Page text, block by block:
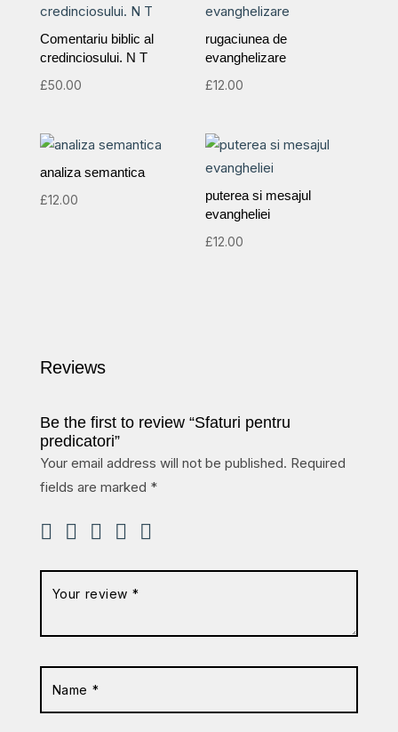
Comentariu biblic al
credinciosului. N T
£50.00
rugaciunea de
evanghelizare
£12.00
analiza semantica
£12.00
puterea si mesajul
evangheliei
£12.00
Reviews
Be the first to review “Sfaturi pentru
predicatori”
Your email address will not be published. Required
fields are marked *